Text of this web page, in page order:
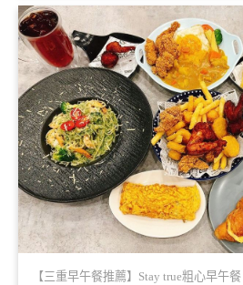
【三重早午餐推薦】Stay true粗心早午